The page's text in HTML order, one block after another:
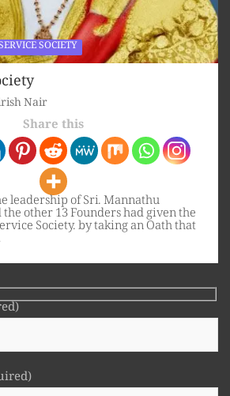
SOCIETY
Nair
Share this
leadership of Sri. Mannathu
other 13 Founders had given the
Society. by taking an Oath that